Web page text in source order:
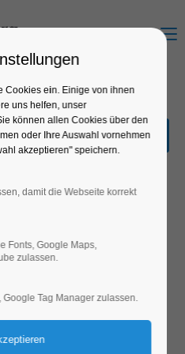
Menu
Jugend,
zu entdecken? Und
zurecht?
Cookies ein. Einige von ihnen
uns helfen, unser
können allen Cookies über den
oder Ihre Auswahl vornehmen
akzeptieren" speichern.
damit die Webseite korrekt
Fonts, Google Maps,
zulassen.
Google Tag Manager zulassen.